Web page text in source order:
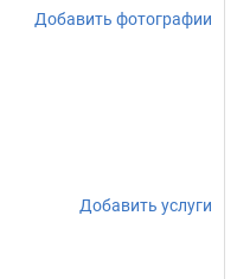
Добавить фотографии
Добавить услуги